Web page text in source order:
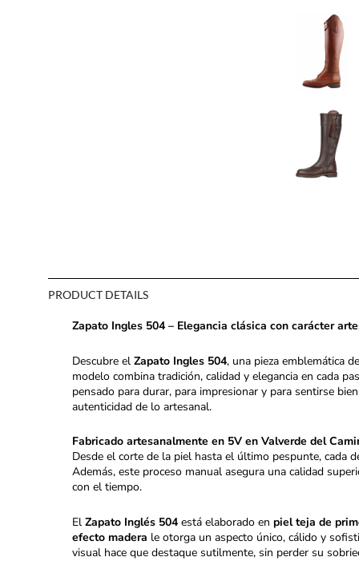
PRODUCT DETAILS
Zapato Ingles 504 – Elegancia clásica con carácter
Descubre el Zapato Ingles 504, una pieza emblemática
modelo combina tradición, calidad y elegancia en cada
pensado para durar, para impresionar y para sentirse
autenticidad de lo artesanal.
Fabricado artesanalmente en 5V en Valverde del
Desde el corte de la piel hasta el último pespunte, cada
Además, este proceso manual asegura una calidad
con el tiempo.
El Zapato Inglés 504 está elaborado en piel teja de
efecto madera le otorga un aspecto único, cálido y
visual hace que destaque sutilmente, sin perder su